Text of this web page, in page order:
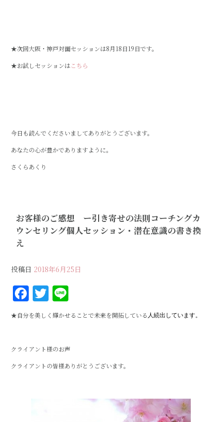
★次回大阪・神戸対面セッションは8月18日19日です。
★お試しセッションはこちら
今日も読んでくださいましてありがとうございます。
あなたの心が豊かでありますように。
さくらあくり
お客様のご感想 ー引き寄せの法則コーチングカ
ウンセリング個人セッション・潜在意識の書き換
え
投稿日 2018年6月25日
F
a
c
e
b
o
k
T
w
it
te
r
n
e
★自分を美しく輝かせることで未来を開拓している 人続出しています。
クライアント様のお声
クライアントの皆様ありがとうございます。